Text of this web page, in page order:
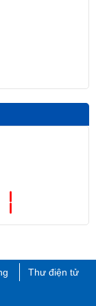
Thư điện tử